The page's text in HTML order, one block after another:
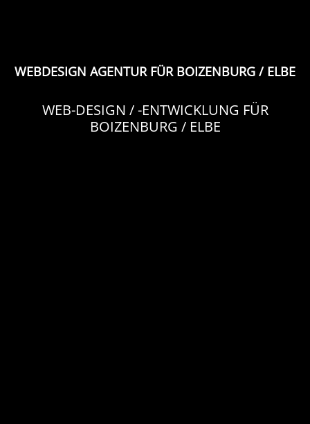
WEBDESIGN AGENTUR FÜR BOIZENBURG / ELBE
WEB-DESIGN / -ENTWICKLUNG FÜR
BOIZENBURG / ELBE